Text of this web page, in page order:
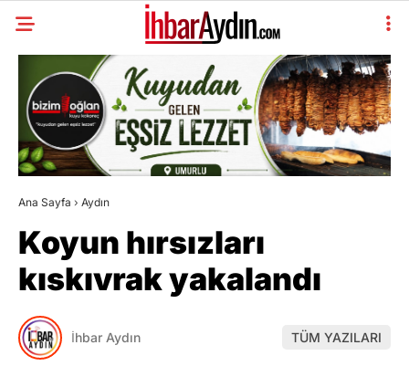
Ana Sayfa › Aydın
Koyun hırsızları
kıskıvrak yakalandı
İhbar Aydın TÜM YAZILARI